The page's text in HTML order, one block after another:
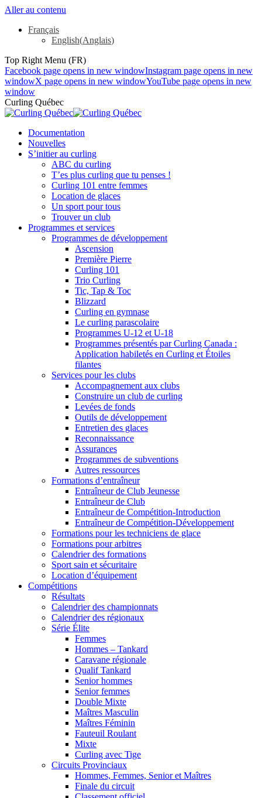
Aller au contenu
Français
English(Anglais)
Top Right Menu (FR)
Facebook page opens in new windowInstagram page opens in new
windowX page opens in new windowYouTube page opens in new
window
Curling Québec
Documentation
Nouvelles
S’initier au curling
ABC du curling
T’es plus curling que tu penses !
Curling 101 entre femmes
Location de glaces
Un sport pour tous
Trouver un club
Programmes et services
Programmes de développement
Ascension
Première Pierre
Curling 101
Trio Curling
Tic, Tap & Toc
Blizzard
Curling en gymnase
Le curling parascolaire
Programmes U-12 et U-18
Programmes présentés par Curling Canada :
Application habiletés en Curling et Étoiles
filantes
Services pour les clubs
Accompagnement aux clubs
Construire un club de curling
Levées de fonds
Outils de développement
Entretien des glaces
Reconnaissance
Assurances
Programmes de subventions
Autres ressources
Formations d’entraîneur
Entraîneur de Club Jeunesse
Entraîneur de Club
Entraîneur de Compétition-Introduction
Entraîneur de Compétition-Développement
Formations pour les techniciens de glace
Formations pour arbitres
Calendrier des formations
Sport sain et sécuritaire
Location d’équipement
Compétitions
Résultats
Calendrier des championnats
Calendrier des régionaux
Série Élite
Femmes
Hommes – Tankard
Caravane régionale
Qualif Tankard
Senior hommes
Senior femmes
Double Mixte
Maîtres Masculin
Maîtres Féminin
Fauteuil Roulant
Mixte
Curling avec Tige
Circuits Provinciaux
Hommes, Femmes, Senior et Maîtres
Finale du circuit